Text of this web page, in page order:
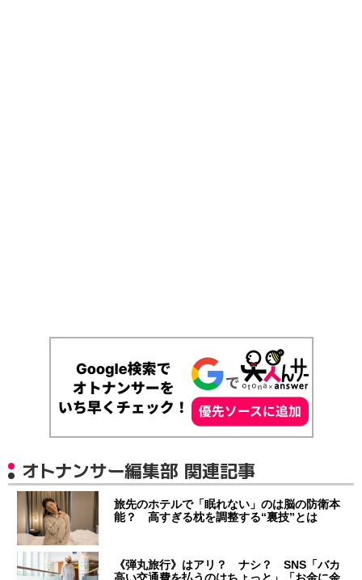
オトナンサー編集部 関連記事
旅先のホテルで「眠れない」のは脳の防衛本
能？ 高すぎる枕を調整する“裏技”とは
《弾丸旅行》はアリ？ ナシ？ SNS「バカ
高い交通費を払うのはちょっと」「お金に余